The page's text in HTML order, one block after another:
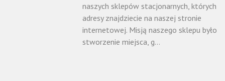
naszych sklepów stacjonarnych, których
adresy znajdziecie na naszej stronie
internetowej. Misją naszego sklepu było
stworzenie miejsca, g...